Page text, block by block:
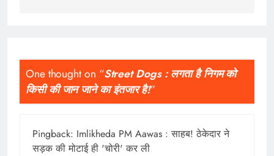
One thought on “Street Dogs : लगता है निगम को
किसी की जान जाने का इंतजार है!”
Pingback: Imlikheda PM Aawas : साहब! ठेकेदार ने
सड़क की मोटाई ही 'चोरी' कर ली